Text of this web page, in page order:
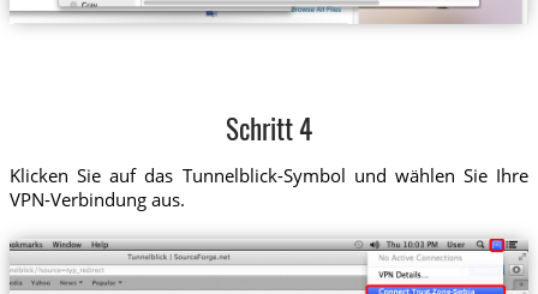
Schritt 4
Klicken Sie auf das Tunnelblick-Symbol und wählen Sie Ihre
VPN-Verbindung aus.
Trust.Zone-Serbia